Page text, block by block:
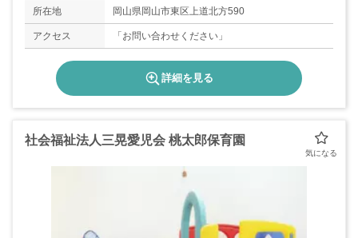
所在地 岡山県岡山市東区上道北方590
アクセス 「お問い合わせください」
詳細を見る
社会福祉法人三晃愛児会 桃太郎保育園